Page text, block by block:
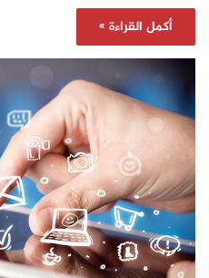
أكمل القراءة »